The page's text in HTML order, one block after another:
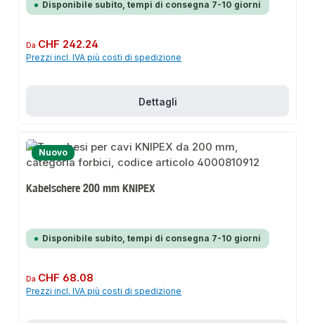
Disponibile subito, tempi di consegna 7-10 giorni
Prezzo normale:
Da CHF 242.24
Prezzi incl. IVA più costi di spedizione
Dettagli
Nuovo
Kabelschere 200 mm KNIPEX
Disponibile subito, tempi di consegna 7-10 giorni
Prezzo normale:
Da CHF 68.08
Prezzi incl. IVA più costi di spedizione